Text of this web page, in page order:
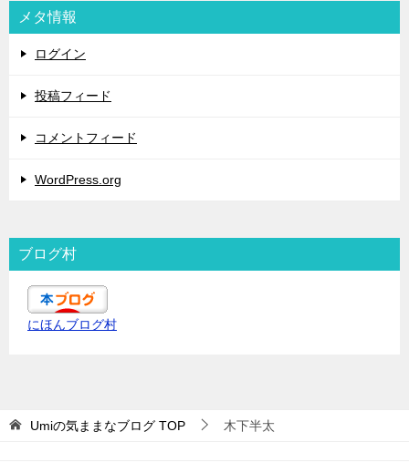
メタ情報
ログイン
投稿フィード
コメントフィード
WordPress.org
ブログ村
にほんブログ村
Umiの気ままなブログ TOP 木下半太